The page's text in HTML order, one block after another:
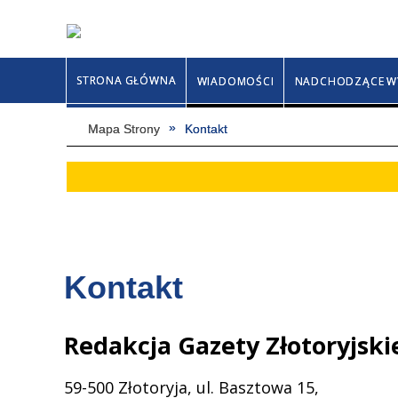
STRONA GŁÓWNA WIADOMOŚCI NADCHODZĄCE
Mapa Strony Kontakt
Kontakt
Redakcja Gazety
59-500 Złotoryja, ul. Basztowa 15,